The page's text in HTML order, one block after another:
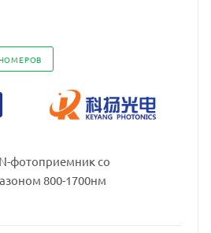
фотоприемник со
800-1700нм